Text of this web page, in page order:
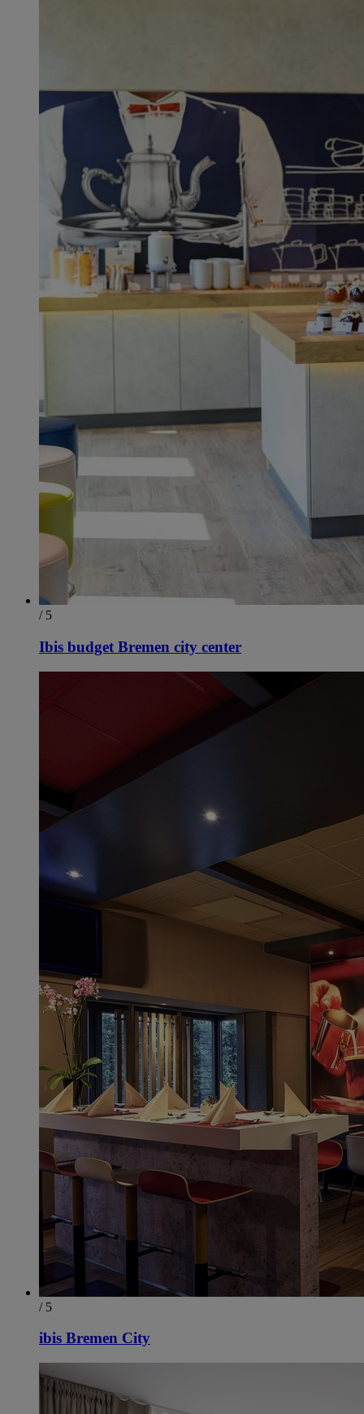
/ 5
Ibis budget Bremen city center
/ 5
ibis Bremen City